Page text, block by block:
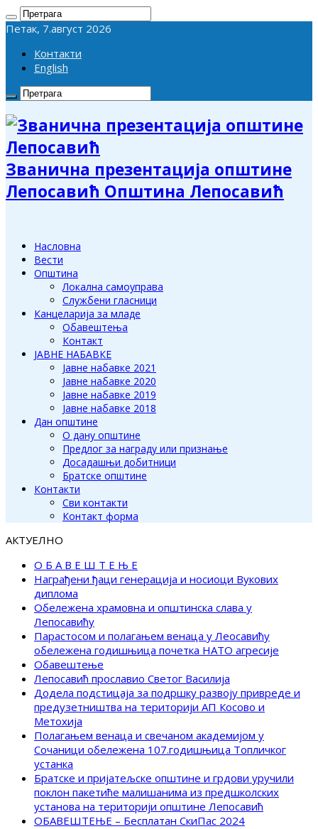
Петак, 7.август 2026
Контакти
English
Званична презентација општине
Лепосавић Општина Лепосавић
Насловна
Вести
Општина
Локална самоуправа
Службени гласници
Канцеларија за младе
Обавештења
Контакт
ЈАВНЕ НАБАВКЕ
Јавне набавке 2021
Јавне набавке 2020
Јавне набавке 2019
Јавне набавке 2018
Дан општине
О дану општине
Предлог за награду или признање
Досадашњи добитници
Братске општине
Контакти
Сви контакти
Контакт форма
АКТУЕЛНО
О Б А В Е Ш Т Е Њ Е
Награђени ђаци генерација и носиоци Вукових
диплома
Обележена храмовна и општинска слава у
Лепосавићу
Парастосом и полагањем венаца у Леосавићу
обележена годишњица почетка НАТО агресије
Обавештење
Лепосавић прославио Светог Василија
Додела подстицаја за подршку развоју привреде и
предузетништва на територији АП Косово и
Метохија
Полагањем венаца и свечаном академијом у
Сочаници обележена 107.годишњица Топличког
устанка
Братске и пријатељске општине и грдови уручили
поклон пакетиће малишанима из предшколских
установа на територији општине Лепосавић
ОБАВЕШТЕЊЕ – Бесплатан СкиПас 2024